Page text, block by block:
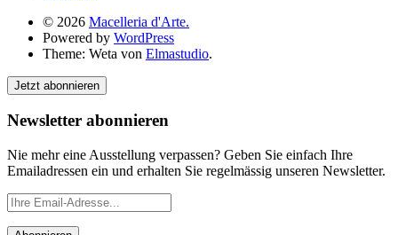
© 2026 Macelleria d'Arte.
Powered by WordPress
Theme: Weta von Elmastudio.
Jetzt abonnieren
Newsletter abonnieren
Nie mehr eine Ausstellung verpassen? Geben Sie einfach Ihre
Emailadressen ein und erhalten Sie regelmässig unseren Newsletter.